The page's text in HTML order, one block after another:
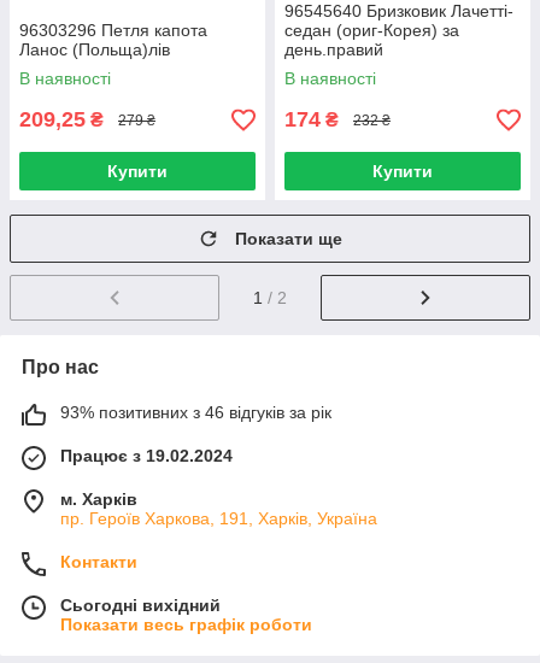
96303296 Петля капота
Ланос (Польща)лів
В наявності
209,25 ₴ 279 ₴
Купити
96545640 Бризковик Лачетті-
седан (ориг-Корея) за
день.правий
В наявності
174 ₴ 232 ₴
Купити
Показати ще
1 / 2
Про нас
93% позитивних з 46 відгуків за рік
Працює з 19.02.2024
м. Харків
пр. Героїв Харкова, 191, Харків, Україна
Контакти
Сьогодні вихідний
Показати весь графік роботи